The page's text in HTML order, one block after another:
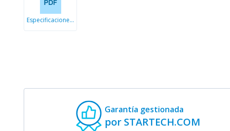
Especificaciones técnicas
Garantía gestionada
por STARTECH.COM